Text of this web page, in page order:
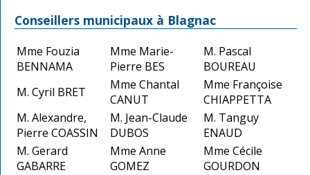
Conseillers municipaux à Blagnac
Mme Fouzia
BENNAMA
Mme Marie-
Pierre BES
M. Pascal
BOUREAU
M. Cyril BRET
Mme Chantal
CANUT
Mme Françoise
CHIAPPETTA
M. Alexandre,
Pierre COASSIN
M. Jean-Claude
DUBOS
M. Tanguy
ENAUD
M. Gerard
GABARRE
Mme Anne
GOMEZ
Mme Cécile
GOURDON